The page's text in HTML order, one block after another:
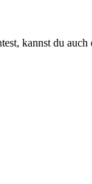
kannst du auch